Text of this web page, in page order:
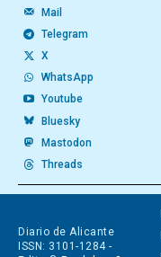
Mail
Telegram
X
WhatsApp
Youtube
Bluesky
Mastodon
Threads
Diario de Alicante
ISSN: 3101-1284 -